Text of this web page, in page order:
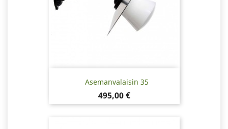
Asemanvalaisin 35
Hinta
495,00 €